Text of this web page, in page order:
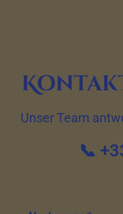
Unser Team
📞